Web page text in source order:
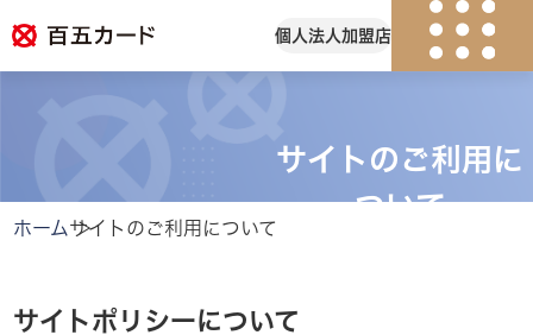
個人 法人加盟店
キャンペーン
カード一覧
サイトのご利用に
ついて
ホームサイトのご利用について
サイトポリシーについて